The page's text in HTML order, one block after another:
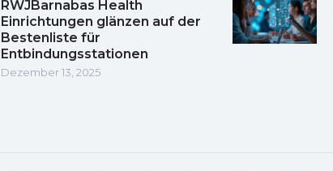
RWJBarnabas Health
Einrichtungen glänzen auf der
Bestenliste für
Entbindungsstationen
Dezember 13, 2025